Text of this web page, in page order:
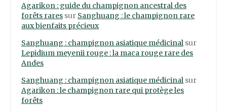
Agarikon : guide du champignon ancestral des
forêts rares sur Sanghuang : le champignon rare
aux bienfaits précieux
Sanghuang : champignon asiatique médicinal sur
Lepidium meyenii rouge : la maca rouge rare des
Andes
Sanghuang : champignon asiatique médicinal sur
Agarikon : le champignon rare qui protège les
forêts